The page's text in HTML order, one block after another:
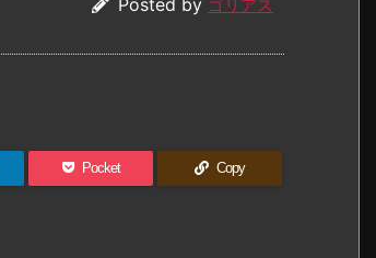
ゴリアス
Pocket Copy